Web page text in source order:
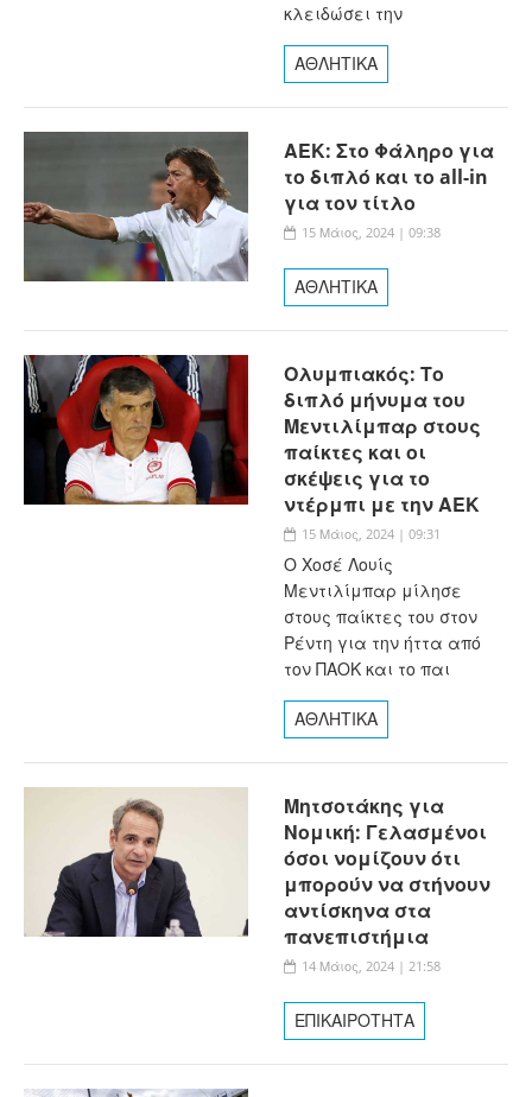
κλειδώσει την
ΑΘΛΗΤΙΚΑ
ΑΕΚ: Στο Φάληρο για
το διπλό και το all-in
για τον τίτλο
15 Μάιος, 2024 | 09:38
ΑΘΛΗΤΙΚΑ
Ολυμπιακός: Το
διπλό μήνυμα του
Μεντιλίμπαρ στους
παίκτες και οι
σκέψεις για το
ντέρμπι με την ΑΕΚ
15 Μάιος, 2024 | 09:31
Ο Χοσέ Λουίς
Μεντιλίμπαρ μίλησε
στους παίκτες του στον
Ρέντη για την ήττα από
τον ΠΑΟΚ και το παι
ΑΘΛΗΤΙΚΑ
Μητσοτάκης για
Νομική: Γελασμένοι
όσοι νομίζουν ότι
μπορούν να στήνουν
αντίσκηνα στα
πανεπιστήμια
14 Μάιος, 2024 | 21:58
ΕΠΙΚΑΙΡΟΤΗΤΑ